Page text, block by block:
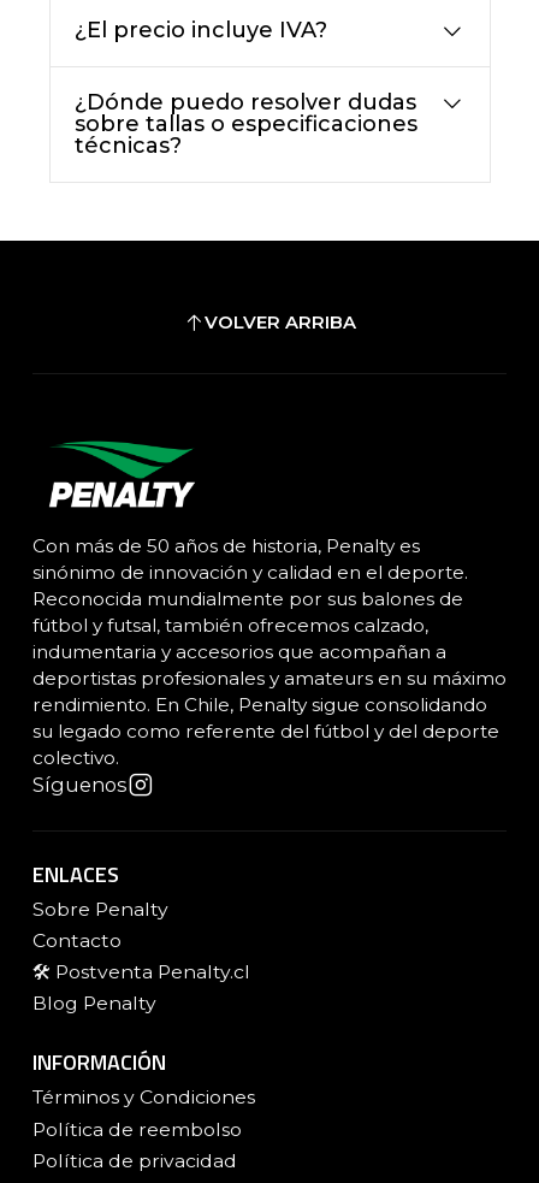
¿El precio incluye IVA?
¿Dónde puedo resolver dudas
sobre tallas o especificaciones
técnicas?
VOLVER ARRIBA
Con más de 50 años de historia, Penalty es
sinónimo de innovación y calidad en el deporte.
Reconocida mundialmente por sus balones de
fútbol y futsal, también ofrecemos calzado,
indumentaria y accesorios que acompañan a
deportistas profesionales y amateurs en su máximo
rendimiento. En Chile, Penalty sigue consolidando
su legado como referente del fútbol y del deporte
colectivo.
Síguenos
ENLACES
Sobre Penalty
Contacto
🛠️ Postventa Penalty.cl
Blog Penalty
INFORMACIÓN
Términos y Condiciones
Política de reembolso
Política de privacidad